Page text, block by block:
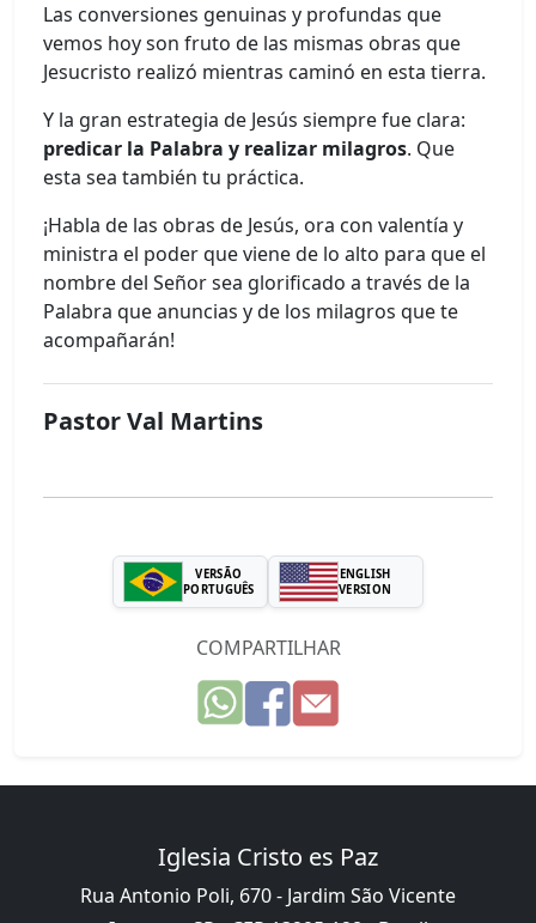
Las conversiones genuinas y profundas que
vemos hoy son fruto de las mismas obras que
Jesucristo realizó mientras caminó en esta tierra.
Y la gran estrategia de Jesús siempre fue clara:
predicar la Palabra y realizar milagros. Que
esta sea también tu práctica.
¡Habla de las obras de Jesús, ora con valentía y
ministra el poder que viene de lo alto para que el
nombre del Señor sea glorificado a través de la
Palabra que anuncias y de los milagros que te
acompañarán!
Pastor Val Martins
VERSÃO
PORTUGUÊS
ENGLISH
VERSION
COMPARTILHAR
Iglesia Cristo es Paz
Rua Antonio Poli, 670 - Jardim São Vicente